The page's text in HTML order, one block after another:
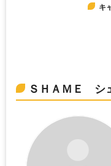
キ
ＳＨＡＭＥ シ